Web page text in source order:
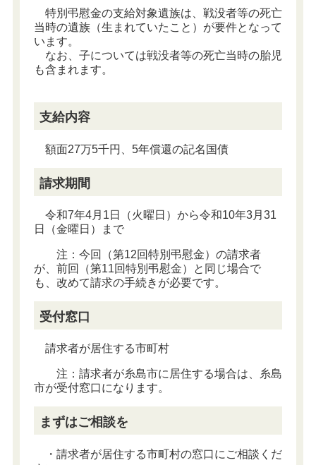
特別弔慰金の支給対象遺族は、戦没者等の死亡
当時の遺族（生まれていたこと）が要件となって
います。
なお、子については戦没者等の死亡当時の胎児
も含まれます。
支給内容
額面27万5千円、5年償還の記名国債
請求期間
令和7年4月1日（火曜日）から令和10年3月31
日（金曜日）まで
注：今回（第12回特別弔慰金）の請求者
が、前回（第11回特別弔慰金）と同じ場合で
も、改めて請求の手続きが必要です。
受付窓口
請求者が居住する市町村
注：請求者が糸島市に居住する場合は、糸島
市が受付窓口になります。
まずはご相談を
・請求者が居住する市町村の窓口にご相談くだ